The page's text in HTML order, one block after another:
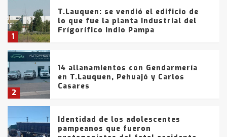
1
T.Lauquen: se vendió el edificio de
lo que fue la planta Industrial del
Frígorífico Indio Pampa
2
14 allanamientos con Gendarmería
en T.Lauquen, Pehuajó y Carlos
Casares
Identidad de los adolescentes
pampeanos que fueron